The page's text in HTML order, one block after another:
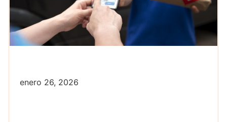
enero 26, 2026